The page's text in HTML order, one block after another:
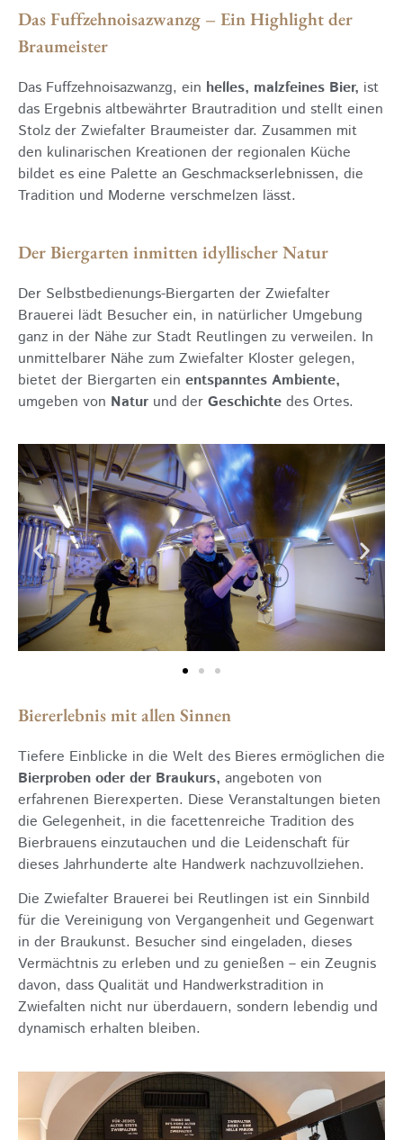
Das Fuffzehnoisazwanzg – Ein Highlight der
Braumeister
Das Fuffzehnoisazwanzg, ein helles, malzfeines Bier, ist
das Ergebnis altbewährter Brautradition und stellt einen
Stolz der Zwiefalter Braumeister dar. Zusammen mit
den kulinarischen Kreationen der regionalen Küche
bildet es eine Palette an Geschmackserlebnissen, die
Tradition und Moderne verschmelzen lässt.
Der Biergarten inmitten idyllischer Natur
Der Selbstbedienungs-Biergarten der Zwiefalter
Brauerei lädt Besucher ein, in natürlicher Umgebung
ganz in der Nähe zur Stadt Reutlingen zu verweilen. In
unmittelbarer Nähe zum Zwiefalter Kloster gelegen,
bietet der Biergarten ein entspanntes Ambiente,
umgeben von Natur und der Geschichte des Ortes.
Biererlebnis mit allen Sinnen
Tiefere Einblicke in die Welt des Bieres ermöglichen die
Bierproben oder der Braukurs, angeboten von
erfahrenen Bierexperten. Diese Veranstaltungen bieten
die Gelegenheit, in die facettenreiche Tradition des
Bierbrauens einzutauchen und die Leidenschaft für
dieses Jahrhunderte alte Handwerk nachzuvollziehen.
Die Zwiefalter Brauerei bei Reutlingen ist ein Sinnbild
für die Vereinigung von Vergangenheit und Gegenwart
in der Braukunst. Besucher sind eingeladen, dieses
Vermächtnis zu erleben und zu genießen – ein Zeugnis
davon, dass Qualität und Handwerkstradition in
Zwiefalten nicht nur überdauern, sondern lebendig und
dynamisch erhalten bleiben.